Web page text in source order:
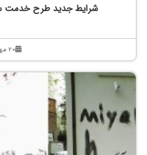
شرایط جدید طرح خدمت
۲۰ مهر ۱۴۰۰